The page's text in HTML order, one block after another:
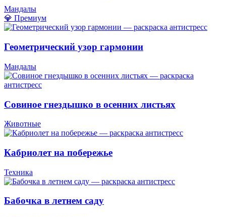
Мандалы
💎 Премиум
Геометрический узор гармонии
Мандалы
Совиное гнездышко в осенних листьях
Животные
Кабриолет на побережье
Техника
Бабочка в летнем саду